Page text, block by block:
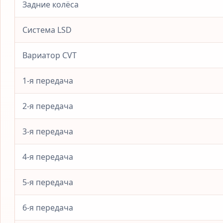
Задние колёса
Система LSD
Вариатор CVT
1-я передача
2-я передача
3-я передача
4-я передача
5-я передача
6-я передача